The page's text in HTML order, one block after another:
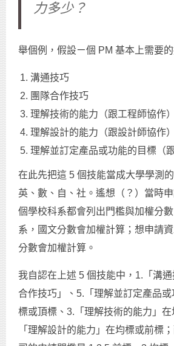
力多少？
舉個例，假設ㄧ個 PM 基本上需要的
溝通技巧
團隊合作技巧
理解技術的能力（跟工程師協作）
理解設計的能力（跟設計師協作）
理解並訂定產品或功能的目標（
在此先把這 5 個技能當成大學學測
英、數、自、社。遙想（？）當時
個學校科系都會列出門檻與加權分
系，國文分數會加權計算；想申請
分數會加權計算。
我自認在上述 5 個技能中，1.「溝
合作技巧」、5.「理解並訂定產品
標或頂標、3.「理解技術的能力」
「理解設計的能力」在均標或前標